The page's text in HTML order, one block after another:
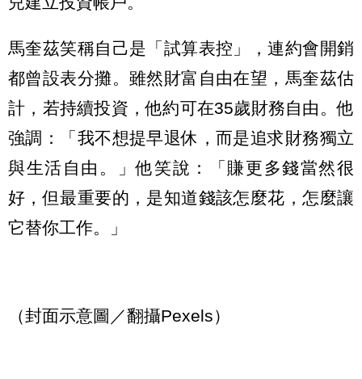
馬奎茲笑稱自己是「試算表控」，連約會開銷
都曾設表分攤。雖然財富自由在望，馬奎茲估
計，若持續投資，他約可在35歲財務自由。他
強調：「我不想提早退休，而是追求財務獨立
與生活自由。」他笑說：「賺更多錢當然很
好，但最重要的，是知道錢該怎麼花，怎麼讓
它替你工作。」
（封面示意圖／翻攝Pexels）